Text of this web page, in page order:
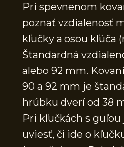
Pri spevnenom
poznať vzdialenosť
kľučky a osou kľúča
Štandardná
alebo 92 mm.
90 a 92 mm je
hrúbku dverí od 38
Pri kľučkách s
uviesť, či ide o